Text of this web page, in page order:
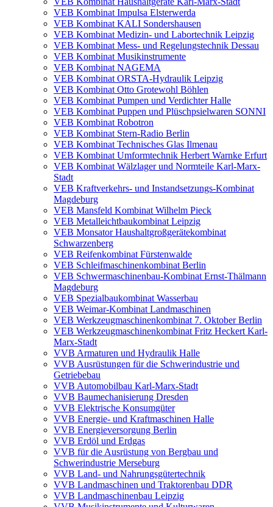
VEB Kombinat Impulsa Elsterwerda
VEB Kombinat KALI Sondershausen
VEB Kombinat Medizin- und Labortechnik Leipzig
VEB Kombinat Mess- und Regelungstechnik Dessau
VEB Kombinat Musikinstrumente
VEB Kombinat NAGEMA
VEB Kombinat ORSTA-Hydraulik Leipzig
VEB Kombinat Otto Grotewohl Böhlen
VEB Kombinat Pumpen und Verdichter Halle
VEB Kombinat Puppen und Plüschpsielwaren SONNI
VEB Kombinat Robotron
VEB Kombinat Stern-Radio Berlin
VEB Kombinat Technisches Glas Ilmenau
VEB Kombinat Umformtechnik Herbert Warnke Erfurt
VEB Kombinat Wälzlager und Normteile Karl-Marx-
Stadt
VEB Kraftverkehrs- und Instandsetzungs-Kombinat
Magdeburg
VEB Mansfeld Kombinat Wilhelm Pieck
VEB Metalleichtbaukombinat Leipzig
VEB Monsator Haushaltgroßgerätekombinat
Schwarzenberg
VEB Reifenkombinat Fürstenwalde
VEB Schleifmaschinenkombinat Berlin
VEB Schwermaschinenbau-Kombinat Ernst-Thälmann
Magdeburg
VEB Spezialbaukombinat Wasserbau
VEB Weimar-Kombinat Landmaschinen
VEB Werkzeugmaschinenkombinat 7. Oktober Berlin
VEB Werkzeugmaschinenkombinat Fritz Heckert Karl-
Marx-Stadt
VVB Armaturen und Hydraulik Halle
VVB Ausrüstungen für die Schwerindustrie und
Getriebebau
VVB Automobilbau Karl-Marx-Stadt
VVB Baumechanisierung Dresden
VVB Elektrische Konsumgüter
VVB Energie- und Kraftmaschinen Halle
VVB Energieversorgung Berlin
VVB Erdöl und Erdgas
VVB für die Ausrüstung von Bergbau und
Schwerindustrie Merseburg
VVB Land- und Nahrungsgütertechnik
VVB Landmaschinen und Traktorenbau DDR
VVB Landmaschinenbau Leipzig